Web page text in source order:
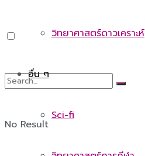
No Result
วิทยาศาสตร์ดาวเคราะห์
อื่น ๆ
Sci-fi